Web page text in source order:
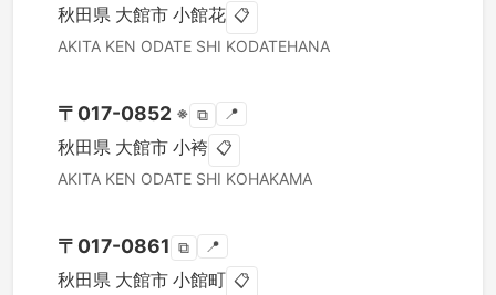
秋田県 大館市 小館花 📋
AKITA KEN ODATE SHI KODATEHANA
〒 017-0852 ※ ⧉ 📍
秋田県 大館市 小袴 📋
AKITA KEN ODATE SHI KOHAKAMA
〒 017-0861 ⧉ 📍
秋田県 大館市 小館町 📋